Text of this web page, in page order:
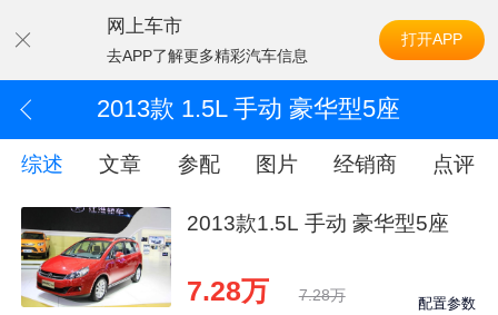
网上车市
去APP了解更多精彩汽车信息
打开APP
2013款 1.5L 手动 豪华型5座
综述 文章 参配 图片 经销商 点评
2013款1.5L 手动 豪华型5座
7.28万 7.28万 配置参数